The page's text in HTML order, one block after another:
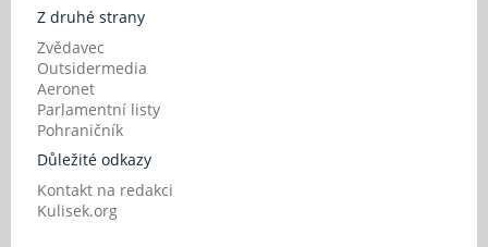
Z druhé strany
Zvědavec
Outsidermedia
Aeronet
Parlamentní listy
Pohraničník
Důležité odkazy
Kontakt na redakci
Kulisek.org